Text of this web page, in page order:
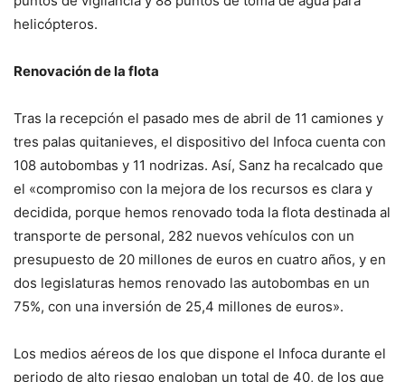
helicópteros.
Renovación de la flota
Tras la recepción el pasado mes de abril de 11 camiones y
tres palas quitanieves, el dispositivo del Infoca cuenta con
108 autobombas y 11 nodrizas. Así, Sanz ha recalcado que
el «compromiso con la mejora de los recursos es clara y
decidida, porque hemos renovado toda la flota destinada al
transporte de personal, 282 nuevos vehículos con un
presupuesto de 20 millones de euros en cuatro años, y en
dos legislaturas hemos renovado las autobombas en un
75%, con una inversión de 25,4 millones de euros».
Los medios aéreos de los que dispone el Infoca durante el
periodo de alto riesgo engloban un total de 40, de los que